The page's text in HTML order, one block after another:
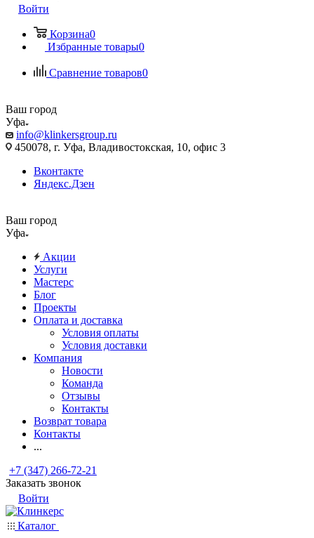
Войти
Корзина0
Избранные товары0
Сравнение товаров0
Ваш город
Уфа
info@klinkersgroup.ru
450078, г. Уфа, Владивостокская, 10, офис 3
Вконтакте
Яндекс.Дзен
Ваш город
Уфа
Акции
Услуги
Мастерс
Блог
Проекты
Оплата и доставка
Условия оплаты
Условия доставки
Компания
Новости
Команда
Отзывы
Контакты
Возврат товара
Контакты
...
+7 (347) 266-72-21
Заказать звонок
Войти
Каталог